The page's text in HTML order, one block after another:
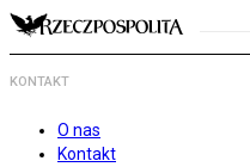
KONTAKT
O nas
Kontakt